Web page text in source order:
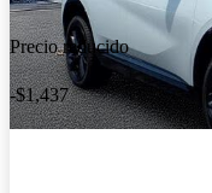
Precio reducido
-$1,437